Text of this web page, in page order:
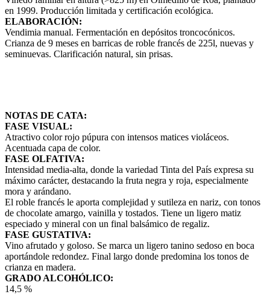
en 1999. Producción limitada y certificación ecológica.
ELABORACIÓN:
Vendimia manual. Fermentación en depósitos troncocónicos.
Crianza de 9 meses en barricas de roble francés de 225l, nuevas y
seminuevas. Clarificación natural, sin prisas.
NOTAS DE CATA:
FASE VISUAL:
Atractivo color rojo púpura con intensos matices violáceos.
Acentuada capa de color.
FASE OLFATIVA:
Intensidad media-alta, donde la variedad Tinta del País expresa su
máximo carácter, destacando la fruta negra y roja, especialmente
mora y arándano.
El roble francés le aporta complejidad y sutileza en nariz, con tonos
de chocolate amargo, vainilla y tostados. Tiene un ligero matiz
especiado y mineral con un final balsámico de regaliz.
FASE GUSTATIVA:
Vino afrutado y goloso. Se marca un ligero tanino sedoso en boca
aportándole redondez. Final largo donde predomina los tonos de
crianza en madera.
GRADO ALCOHÓLICO:
14,5 %